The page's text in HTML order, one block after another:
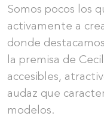
Somos pocos los
activamente a
donde
la premisa de
accesibles,
audaz que
modelos.